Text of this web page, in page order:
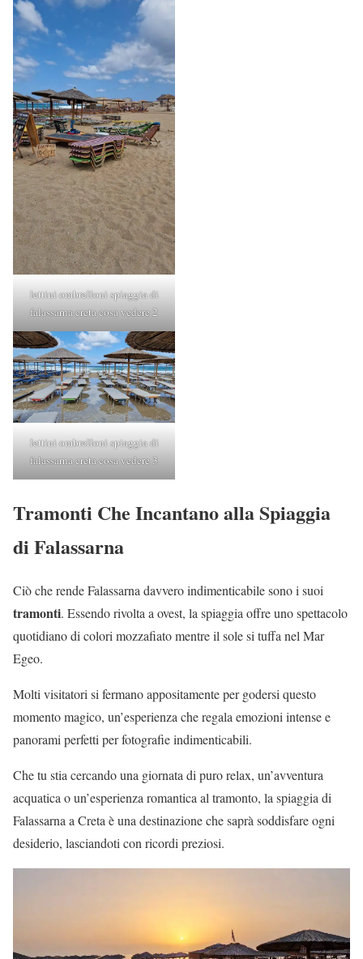
lettini ombrelloni spiaggia di
falassarna creta cosa vedere 2
lettini ombrelloni spiaggia di
falassarna creta cosa vedere 3
Tramonti Che Incantano alla Spiaggia
di Falassarna
Ciò che rende Falassarna davvero indimenticabile sono i suoi
tramonti. Essendo rivolta a ovest, la spiaggia offre uno spettacolo
quotidiano di colori mozzafiato mentre il sole si tuffa nel Mar
Egeo.
Molti visitatori si fermano appositamente per godersi questo
momento magico, un’esperienza che regala emozioni intense e
panorami perfetti per fotografie indimenticabili.
Che tu stia cercando una giornata di puro relax, un’avventura
acquatica o un’esperienza romantica al tramonto, la spiaggia di
Falassarna a Creta è una destinazione che saprà soddisfare ogni
desiderio, lasciandoti con ricordi preziosi.